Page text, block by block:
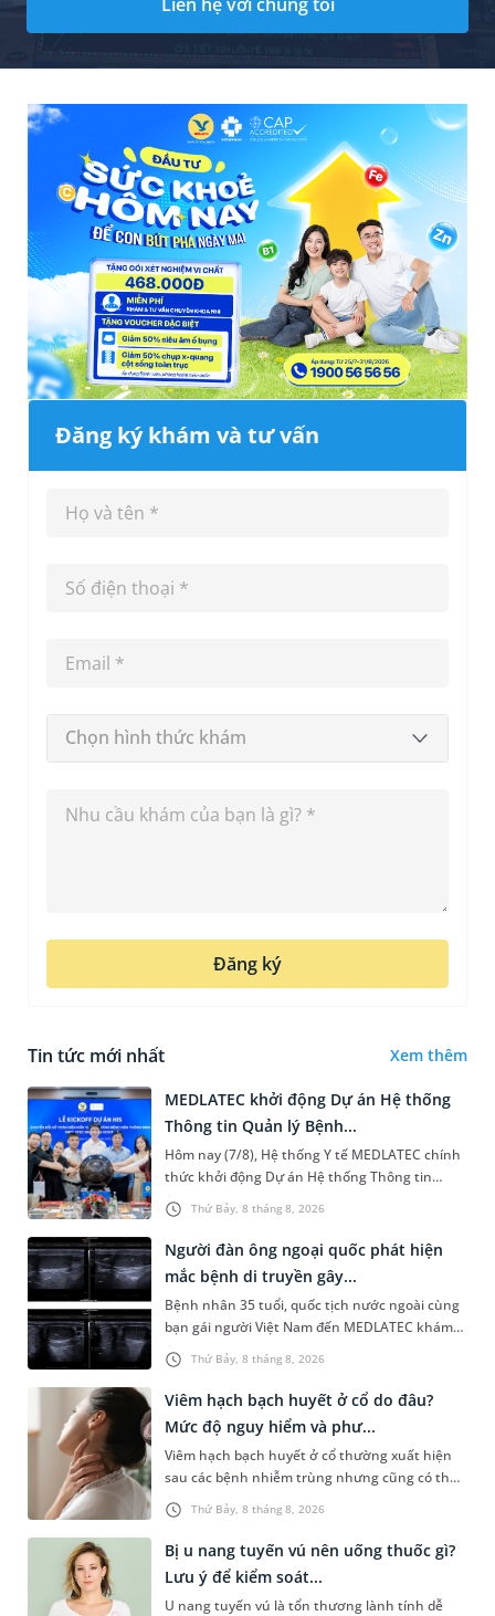
Đăng ký khám và tư vấn
Chọn hình thức khám
Đăng ký
Tin tức mới nhất Xem thêm
Thứ Bảy, 8 tháng 8, 2026
MEDLATEC khởi động Dự án Hệ thống
Thông tin Quản lý Bệnh...
Hôm nay (7/8), Hệ thống Y tế MEDLATEC chính
thức khởi động Dự án Hệ thống Thông tin
Quản lý Bệnh viện (HIS - Hospital Information
System) giai đoạn mới. Dự á...
Thứ Bảy, 8 tháng 8, 2026
Người đàn ông ngoại quốc phát hiện
mắc bệnh di truyền gây...
Bệnh nhân 35 tuổi, quốc tịch nước ngoài cùng
bạn gái người Việt Nam đến MEDLATEC khám
sức khỏe tiền hôn nhân. Qua thăm khám và
làm các xét nghiệm chuyên sâu,...
Thứ Bảy, 8 tháng 8, 2026
Viêm hạch bạch huyết ở cổ do đâu?
Mức độ nguy hiểm và phư...
Viêm hạch bạch huyết ở cổ thường xuất hiện
sau các bệnh nhiễm trùng nhưng cũng có thể
liên quan đến lao hạch hoặc ung thư. Để tìm
hiểu nguyên nhân gây viêm,...
Bị u nang tuyến vú nên uống thuốc gì?
Lưu ý để kiểm soát...
U nang tuyến vú là tổn thương lành tính dễ